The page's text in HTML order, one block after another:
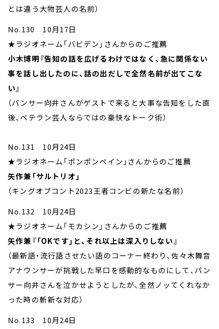
とは違う大物芸人の名前）
No.130 10月17日
★ラジオネーム「バビデン」さんからのご推薦
小木博明『告知の話を広げるわけではなく、急に関係ない
事を話し出したのに、話の出だしで全然名前が出てこな
い』
（パンサー向井さんがゲストで来ると大事な告知をした直
後、ベテラン芸人ならではの豪快なトーク術）
No.131 10月24日
★ラジオネーム「ポンポンペイン」さんからのご推薦
矢作兼「サルトリオ」
（キングオブコント2023王者コンビの新たな名前）
No.132 10月24日
★ラジオネーム「モカシン」さんからのご推薦
矢作兼『「OKです」と、それ以上は深入りしない』
（最新語・流行語させたい語のコーナー終わり、佐々木舞音
アナウンサーが挑戦した早口を感動的なものにして、パン
サー向井さんを泣かせようとしたが、全然ノッてくれなか
った時の斬新な対応）
No.133 10月24日